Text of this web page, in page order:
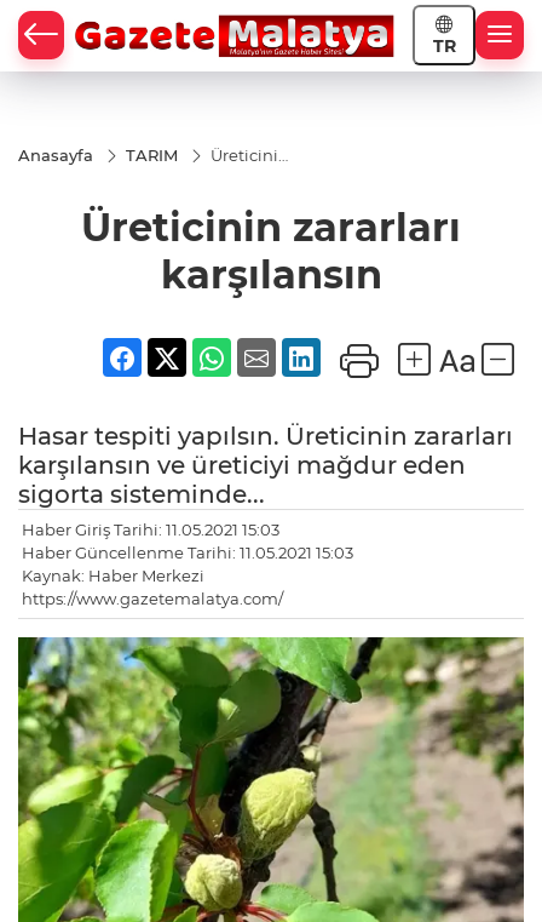
TR
Anasayfa TARIM
Üreticinin
Üreticinin zararları
karşılansın
Hasar tespiti yapılsın. Üreticinin zararları
karşılansın ve üreticiyi mağdur eden
sigorta sisteminde...
Haber Giriş Tarihi: 11.05.2021 15:03
Haber Güncellenme Tarihi: 11.05.2021 15:03
Kaynak: Haber Merkezi
https://www.gazetemalatya.com/